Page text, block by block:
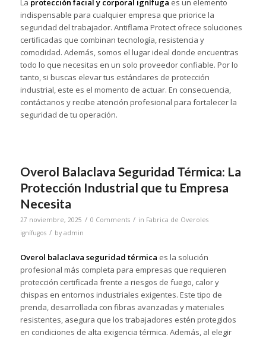
La protección facial y corporal ignífuga es un elemento
indispensable para cualquier empresa que priorice la
seguridad del trabajador. Antiflama Protect ofrece soluciones
certificadas que combinan tecnología, resistencia y
comodidad. Además, somos el lugar ideal donde encuentras
todo lo que necesitas en un solo proveedor confiable. Por lo
tanto, si buscas elevar tus estándares de protección
industrial, este es el momento de actuar. En consecuencia,
contáctanos y recibe atención profesional para fortalecer la
seguridad de tu operación.
Overol Balaclava Seguridad Térmica: La
Protección Industrial que tu Empresa
Necesita
27 noviembre, 2025 / 0 Comments / in Fabrica de Overoles
ignífugos / by admin
Overol balaclava seguridad térmica es la solución
profesional más completa para empresas que requieren
protección certificada frente a riesgos de fuego, calor y
chispas en entornos industriales exigentes. Este tipo de
prenda, desarrollada con fibras avanzadas y materiales
resistentes, asegura que los trabajadores estén protegidos
en condiciones de alta exigencia térmica. Además, al elegir